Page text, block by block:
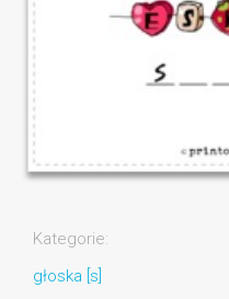
Kategorie:
głoska [s]